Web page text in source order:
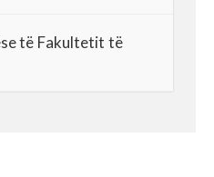
të Fakultetit të